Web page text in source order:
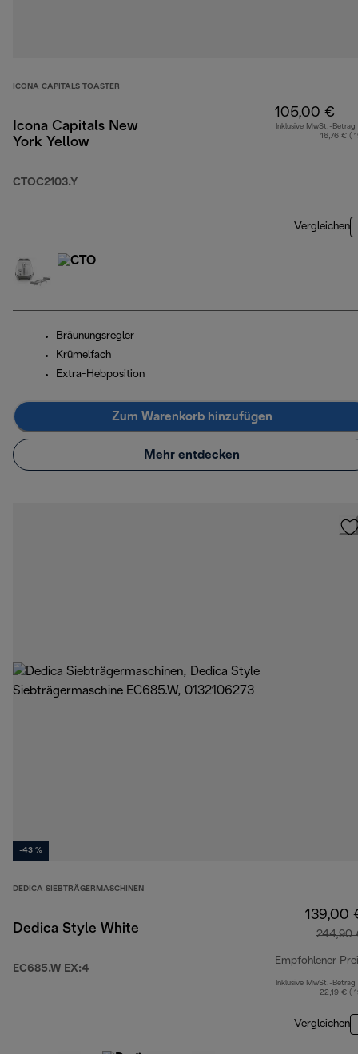
ICONA CAPITALS TOASTER
Icona Capitals New
York Yellow
CTOC2103.Y
105,00 €
Inklusive MwSt.-Betrag
16,76 € (
Vergleichen
Bräunungsregler
Krümelfach
Extra-Hebposition
Zum Warenkorb hinzufügen
Mehr entdecken
-43 %
DEDICA SIEBTRÄGERMASCHINEN
Dedica Style White
EC685.W EX:4
139,00
244,90
Empfohlener
Inklusive MwSt.-Betrag
22,19 € (
Vergleichen